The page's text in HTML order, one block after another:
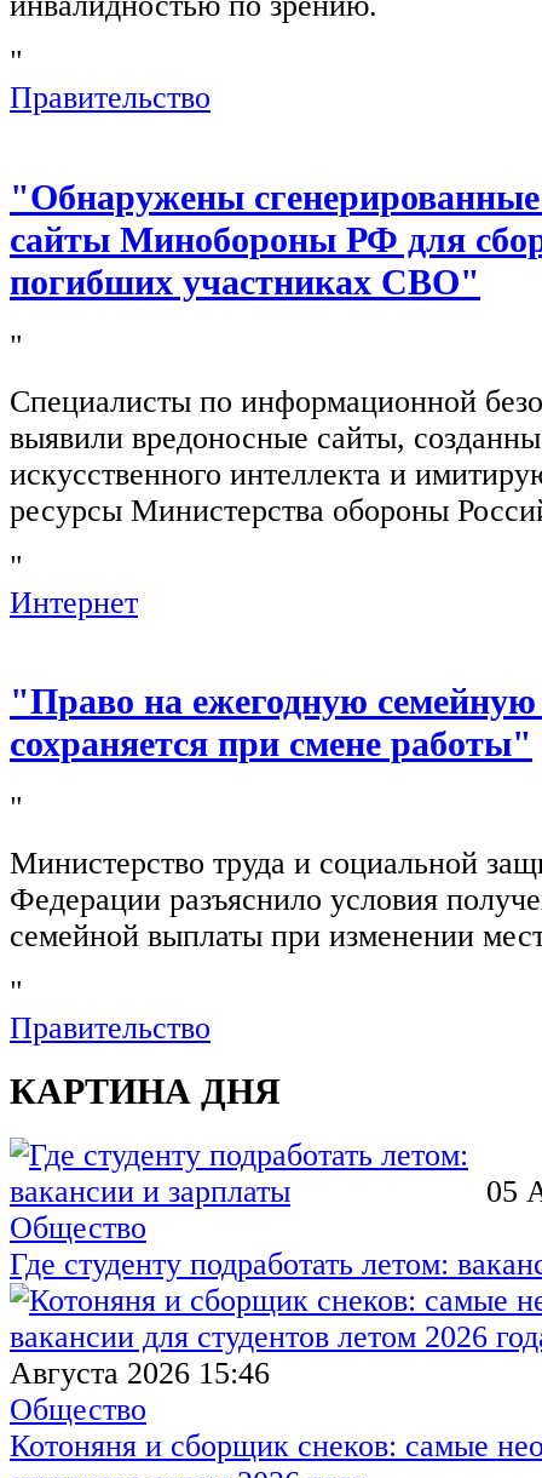
"
Правительство
"Обнаружены
сайты Минобороны РФ для
погибших участниках СВО"
"
Специалисты по информационной
выявили вредоносные сайты,
искусственного интеллекта и
ресурсы Министерства обороны
"
Интернет
"Право на ежегодную
сохраняется при смене работы"
"
Министерство труда и социальной
Федерации разъяснило условия
семейной выплаты при изменении
"
Правительство
КАРТИНА ДНЯ
05
Общество
Где студенту подработать летом:
Августа 2026 15:46
Общество
Котоняня и сборщик снеков: самые